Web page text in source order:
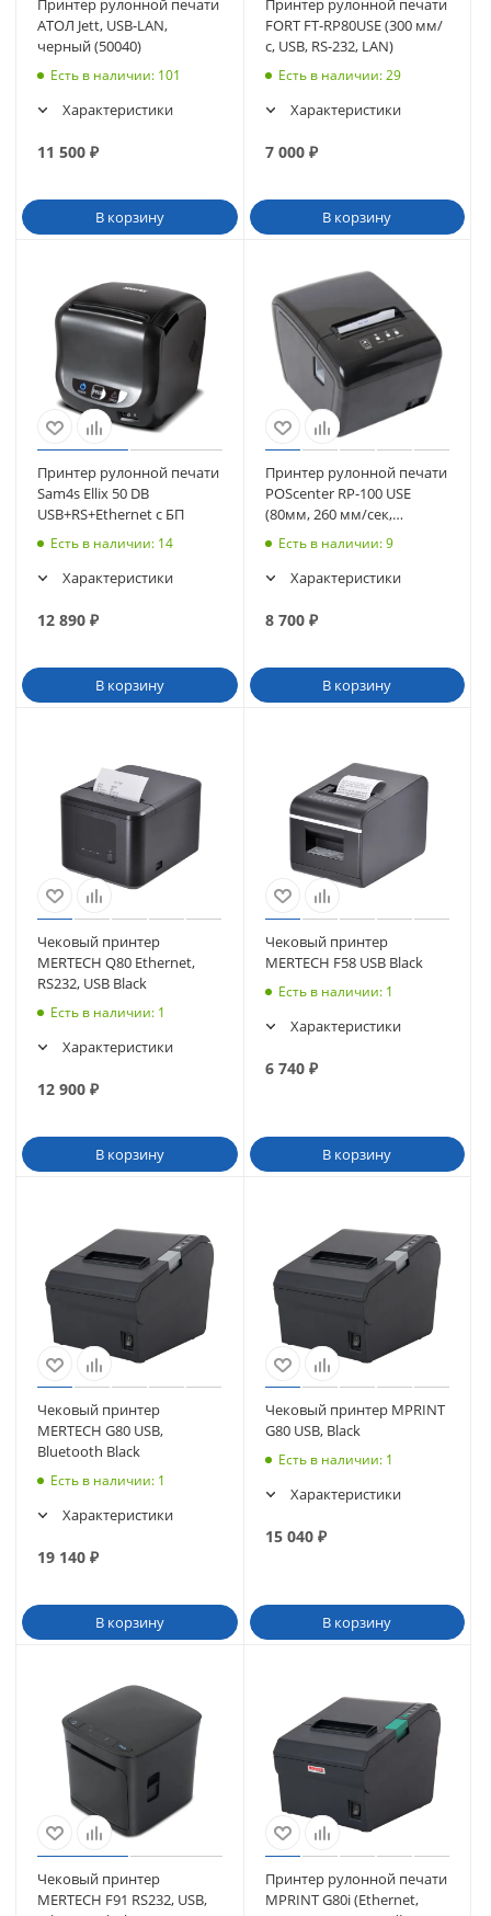
Принтер рулонной печати
АТОЛ Jett, USB-LAN,
черный (50040)
Есть в наличии: 101
Характеристики
11 500 ₽
В корзину
Принтер рулонной печати
FORT FT-RP80USE (300 мм/
с, USB, RS-232, LAN)
Есть в наличии: 29
Характеристики
7 000₽
В корзину
Принтер рулонной печати
Sam4s Ellix 50 DB
USB+RS+Ethernet с БП
Есть в наличии: 14
Характеристики
12 890 ₽
В корзину
Принтер рулонной печати
POScenter RP-100 USE
(80мм, 260 мм/сек,
автоотрез,
Есть в наличии: 9
Характеристики
8 700₽
В корзину
Чековый принтер
MERTECH Q80 Ethernet,
RS232, USB Black
Есть в наличии: 1
Характеристики
12 900 ₽
В корзину
Чековый принтер
MERTECH F58 USB Black
Есть в наличии: 1
Характеристики
6 740₽
В корзину
Чековый принтер
MERTECH G80 USB,
Bluetooth Black
Есть в наличии: 1
Характеристики
19 140 ₽
В корзину
Чековый принтер MPRINT
G80 USB, Black
Есть в наличии: 1
Характеристики
15 040₽
В корзину
Чековый принтер
MERTECH F91 RS232, USB,
Принтер рулонной печати
MPRINT G80i (Ethernet,